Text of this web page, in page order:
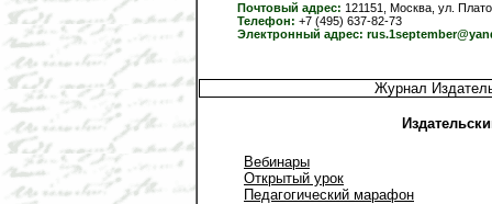
Почтовый адрес: 121151, Москва, ул.
Телефон: +7 (495) 637-82-73
Электронный адрес:
Журнал
Вебинары
Открытый урок
Педагогический марафон